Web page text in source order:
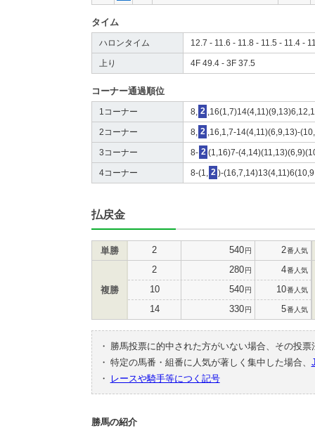
タイム
ハロンタイム 12.7 - 11.6 - 11.8 - 11.5 - 11.4 -
上り 4F 49.4 - 3F 37.5
コーナー通過順位
1コーナー 8, 2
2コーナー 8, 2 ,16,1,7-14(4,11)(6,9,13)-
3コーナー 8- 2 (1,16)7-
4コーナー 8-(1, 2 )-
払戻金
単勝 2 540円 2番人気
複勝
2 280円 4番人気
10 540円 10番人気
14 330円 5番人気
・
勝馬投票に的中された方がいない場合、その投
・ 特定の馬番・組番に人気が著しく集中した場合、
・
レースや騎手等につく記号
勝馬の紹介